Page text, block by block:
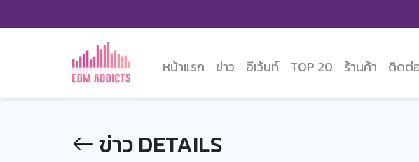
หน้าแรก ข่าว อีเว้นท์ TOP 20 ร้านค้า ติดต่
ข่าว DETAILS